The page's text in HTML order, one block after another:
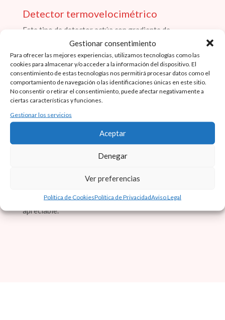
Gestionar consentimiento
Para ofrecer las mejores experiencias, utilizamos tecnologías como las
cookies para almacenar y/o acceder a la información del dispositivo. El
consentimiento de estas tecnologías nos permitirá procesar datos como el
comportamiento de navegación o las identificaciones únicas en este sitio.
No consentir o retirar el consentimiento, puede afectar negativamente a
ciertas características y funciones.
Gestionar los servicios
Aceptar
Denegar
Ver preferencias
Política de CookiesPolítica de PrivacidadAviso Legal
Detector termovelocimétrico
Este tipo de detector actúa con gradiente de
temperatura de 10° por minuto o bien por máxima de
temperatura de 55° C. Se recurre a este tipo de
detectores en aquellos sitios donde un detector de
humos pueda producir falsas alarmas o lugares donde
se prevean incendios de rápido desarrollo.
Detectores óptico-térmicos
Estos detectores combinan las tecnologías de los
Apropiado en lugares donde puedan desarrollarse
incendios rápidos o emisión de partículas de espesor
apreciable.